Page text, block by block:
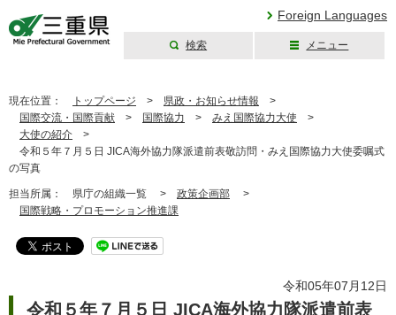
Foreign Languages
検索 メニュー
現在位置： トップページ > 県政・お知らせ情報 >
国際交流・国際貢献 > 国際協力 > みえ国際協力大使 >
大使の紹介 >
令和５年７月５日 JICA海外協力隊派遣前表敬訪問・みえ国際協力大使委嘱式
の写真
担当所属： 県庁の組織一覧 > 政策企画部 >
国際戦略・プロモーション推進課
令和05年07月12日
令和５年７月５日 JICA海外協力隊派遣前表